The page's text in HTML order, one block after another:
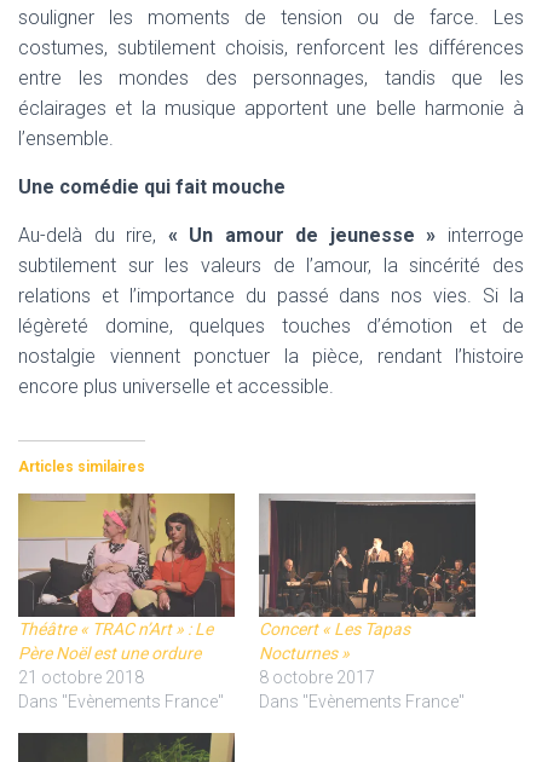
souligner les moments de tension ou de farce. Les
costumes, subtilement choisis, renforcent les différences
entre les mondes des personnages, tandis que les
éclairages et la musique apportent une belle harmonie à
l’ensemble.
Une comédie qui fait mouche
Au-delà du rire, « Un amour de jeunesse » interroge
subtilement sur les valeurs de l’amour, la sincérité des
relations et l’importance du passé dans nos vies. Si la
légèreté domine, quelques touches d’émotion et de
nostalgie viennent ponctuer la pièce, rendant l’histoire
encore plus universelle et accessible.
Articles similaires
Théâtre « TRAC n’Art » : Le
Père Noël est une ordure
21 octobre 2018
Dans "Evènements France"
Concert « Les Tapas
Nocturnes »
8 octobre 2017
Dans "Evènements France"